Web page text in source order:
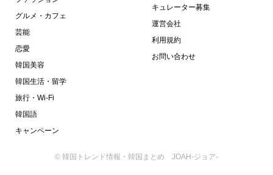
グルメ・カフェ
芸能
恋愛
韓国美容
韓国生活・留学
旅行・Wi-Fi
韓国語
キャンペーン
キュレーター募集
運営会社
利用規約
お問い合わせ
© 韓国トレンド情報・韓国まとめ JOAH-ジョア-